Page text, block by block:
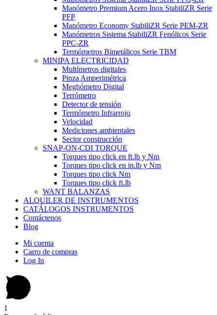
Manómetro Premium Acero Inox StabiliZR Serie
PFP
Manómetro Economy StabiliZR Serie PEM-ZR
Manómetros Sistema StabiliZR Fenólicos Serie
PPC-ZR
Termómetros Bimetálicos Serie TBM
MINIPA ELECTRICIDAD
Multímetros digitales
Pinza Amperimétrica
Meghómetro Digital
Terrómetro
Detector de tensión
Termómetro Infrarrojo
Velocidad
Mediciones ambientales
Sector construcción
SNAP-ON-CDI TORQUE
Torques tipo click en ft.lb y Nm
Torques tipo click en in.lb y Nm
Torques tipo click Nm
Torques tipo click ft.lb
WANT BALANZAS
ALQUILER DE INSTRUMENTOS
CATÁLOGOS INSTRUMENTOS
Contáctenos
Blog
Mi cuenta
Carro de compras
Log In
1